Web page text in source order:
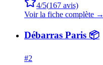
4/5(167 avis)
Voir la fiche complète →
Débarras Paris 📦
#2